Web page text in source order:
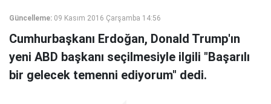
Güncelleme: 09 Kasım 2016 Çarşamba 14:56
Cumhurbaşkanı Erdoğan, Donald Trump'ın
yeni ABD başkanı seçilmesiyle ilgili "Başarılı
bir gelecek temenni ediyorum" dedi.